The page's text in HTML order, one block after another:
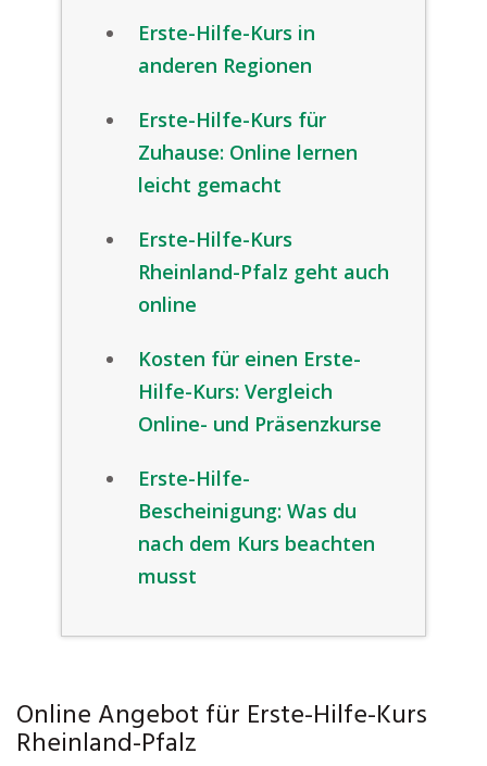
Erste-Hilfe-Kurs in
anderen Regionen
Erste-Hilfe-Kurs für
Zuhause: Online lernen
leicht gemacht
Erste-Hilfe-Kurs
Rheinland-Pfalz geht auch
online
Kosten für einen Erste-
Hilfe-Kurs: Vergleich
Online- und Präsenzkurse
Erste-Hilfe-
Bescheinigung: Was du
nach dem Kurs beachten
musst
Online Angebot für Erste-Hilfe-Kurs
Rheinland-Pfalz